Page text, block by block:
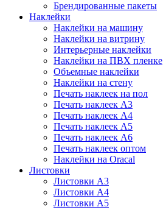
Брендированные пакеты
Наклейки
Наклейки на машину
Наклейки на витрину
Интерьерные наклейки
Наклейки на ПВХ пленке
Объемные наклейки
Наклейки на стену
Печать наклеек на пол
Печать наклеек А3
Печать наклеек А4
Печать наклеек А5
Печать наклеек А6
Печать наклеек оптом
Наклейки на Oracal
Листовки
Листовки А3
Листовки А4
Листовки А5